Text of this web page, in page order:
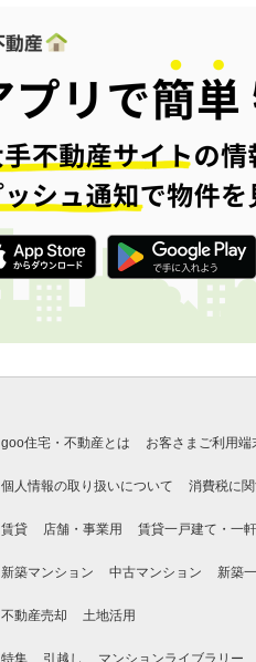
goo住宅・不動産とは お客さまご利用
個人情報の取り扱いについて 消費税に
賃貸 店舗・事業用 賃貸一戸建て・一
新築マンション 中古マンション 新築
不動産売却 土地活用
特集 引越し マンションライブラリー